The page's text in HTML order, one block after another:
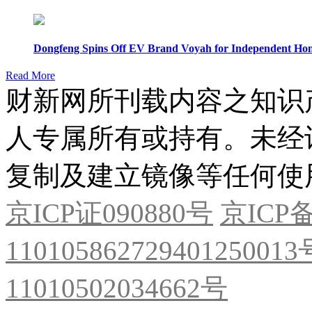
Dongfeng Spins Off EV Brand Voyah for Independent
Read More
财新网所刊载内容之知
人专属所有或持有。未
复制及建立镜像等任何使
京ICP证090880号 京ICP
11010502034662号